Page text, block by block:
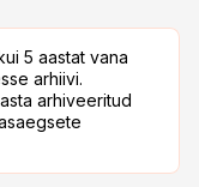
5 aastat vana
arhiivi.
arhiveeritud